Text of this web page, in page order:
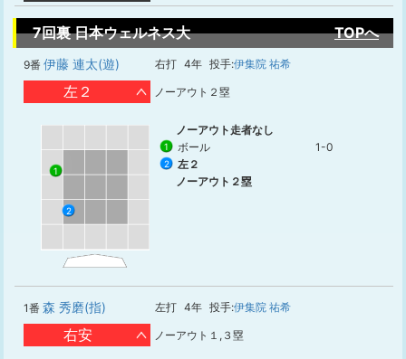
7回裏 日本ウェルネス大 TOPへ
9番 伊藤 連太(遊) 右打 4年 投手:伊集院 祐希
左２ ノーアウト２塁
1
2
ノーアウト走者なし
1 ボール 1-0
2
左２
ノーアウト２塁
1番 森 秀磨(指) 左打 4年 投手:伊集院 祐希
右安 ノーアウト１,３塁